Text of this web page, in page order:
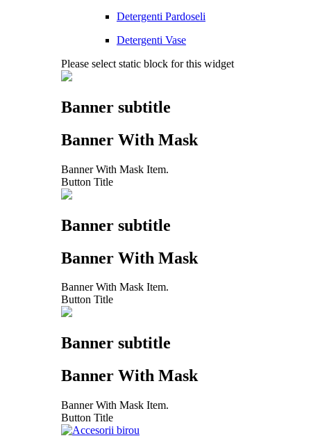
Detergenti Pardoseli
Detergenti Vase
Please select static block for this widget
Banner subtitle
Banner With Mask
Banner With Mask Item.
Button Title
Banner subtitle
Banner With Mask
Banner With Mask Item.
Button Title
Banner subtitle
Banner With Mask
Banner With Mask Item.
Button Title